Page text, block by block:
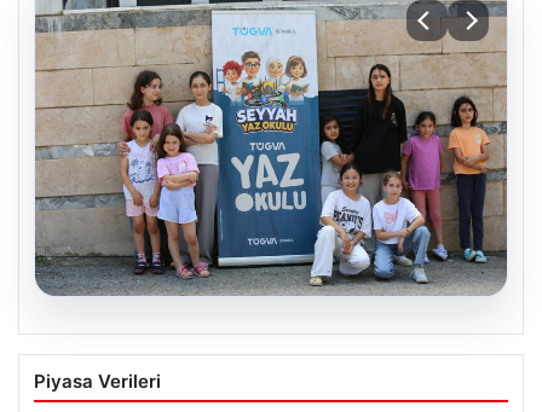
TÜGVA’dan çocuklar için meydan
şenlikleri
Piyasa Verileri